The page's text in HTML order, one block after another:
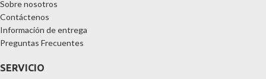
Sobre nosotros
Contáctenos
Información de entrega
Preguntas Frecuentes
SERVICIO